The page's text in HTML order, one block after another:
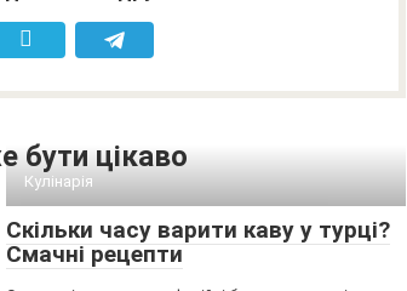
цікаво
Кулінарія
Скільки часу варити каву у турці?
Смачні рецепти